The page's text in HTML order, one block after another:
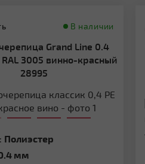
В наличии
3005 винно-красный
28995
Полиэстер
мм